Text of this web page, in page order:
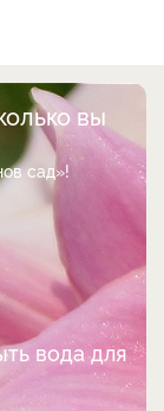
вы
сад»!
вода для